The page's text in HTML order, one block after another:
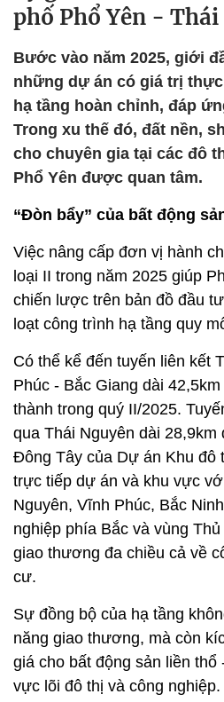
phố Phổ Yên -
Bước vào năm 2025, giới
những dự án có giá trị
hạ tầng hoàn chỉnh, đáp
Trong xu thế đó, đất nền,
cho chuyên gia tại các đô
Phổ Yên được quan tâm.
“Đòn bẩy” của bất động
Việc nâng cấp đơn vị hành
loại II trong năm 2025 giúp
chiến lược trên bản đồ đầu
loạt công trình hạ tầng quy
Có thể kể đến tuyến liên kết
Phúc - Bắc Giang dài
thành trong quý II/2025.
qua Thái Nguyên dài 28,9km
Đông Tây của Dự án Khu đô
trực tiếp dự án và khu vực
Nguyên, Vĩnh Phúc, Bắc
nghiệp phía Bắc và vùng
giao thương đa chiều cả về
cư.
Sự đồng bộ của hạ tầng
năng giao thương, mà còn
giá cho bất động sản liền thổ
vực lõi đô thị và công nghiệp.